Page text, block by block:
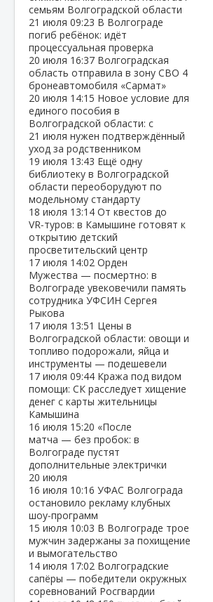
семьям Волгоградской области
21 июля 09:23 В Волгограде
погиб ребёнок: идёт
процессуальная проверка
20 июля 16:37 Волгоградская
область отправила в зону СВО 4
бронеавтомобиля «Сармат»
20 июля 14:15 Новое условие для
единого пособия в
Волгоградской области: с
21 июля нужен подтверждённый
уход за родственником
19 июля 13:43 Ещё одну
библиотеку в Волгоградской
области переоборудуют по
модельному стандарту
18 июля 13:14 От квестов до
VR‑туров: в Камышине готовят к
открытию детский
просветительский центр
17 июля 14:02 Орден
Мужества — посмертно: в
Волгограде увековечили память
сотрудника УФСИН Сергея
Рыкова
17 июля 13:51 Цены в
Волгоградской области: овощи и
топливо подорожали, яйца и
инструменты — подешевели
17 июля 09:44 Кража под видом
помощи: СК расследует хищение
денег с карты жительницы
Камышина
16 июля 15:20 «После
матча — без пробок: в
Волгограде пустят
дополнительные электрички
20 июля
16 июля 10:16 УФАС Волгограда
остановило рекламу клубных
шоу‑программ
15 июля 10:03 В Волгограде трое
мужчин задержаны за похищение
и вымогательство
14 июля 17:02 Волгоградские
сапёры — победители окружных
соревнований Росгвардии